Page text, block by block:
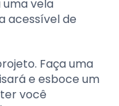
vela
acessível de
Faça uma
e esboce um
você